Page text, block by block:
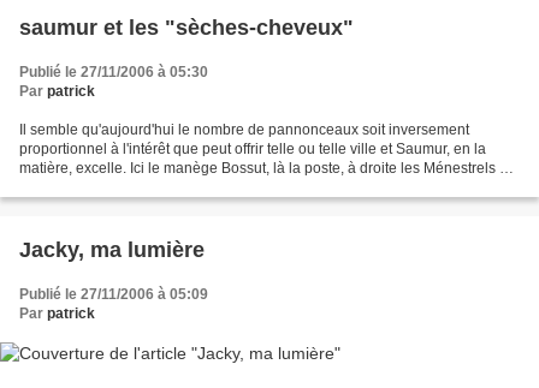
saumur et les "sèches-cheveux"
Publié le 27/11/2006 à 05:30
Par patrick
Il semble qu'aujourd'hui le nombre de pannonceaux soit inversement
proportionnel à l'intérêt que peut offrir telle ou telle ville et Saumur, en la
matière, excelle. Ici le manège Bossut, là la poste, à droite les Ménestrels à
Jacky, ma lumière
Publié le 27/11/2006 à 05:09
Par patrick